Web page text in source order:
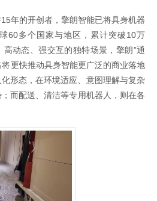
年的开创者，擎朗智能已将具身机器
60多个国家与地区，累计突破10万
动态、强交互的独特场景，擎朗”通
将更快推动具身智能更广泛的商业落地
形态，在环境适应、意图理解与复杂
而配送、清洁等专用机器人，则在各